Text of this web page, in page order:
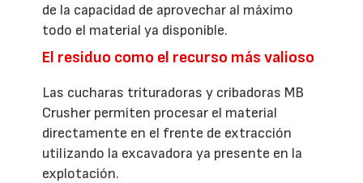
de la capacidad de aprovechar al máximo
todo el material ya disponible.
El residuo como el recurso más valioso
Las cucharas trituradoras y cribadoras MB
Crusher permiten procesar el material
directamente en el frente de extracción
utilizando la excavadora ya presente en la
explotación.